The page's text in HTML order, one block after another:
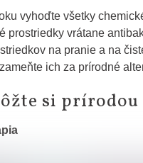
vyhoďte všetky
prostriedky vrátane
na pranie a na
ich za prírodné
si prírodou